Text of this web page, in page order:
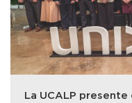
La UCALP presente